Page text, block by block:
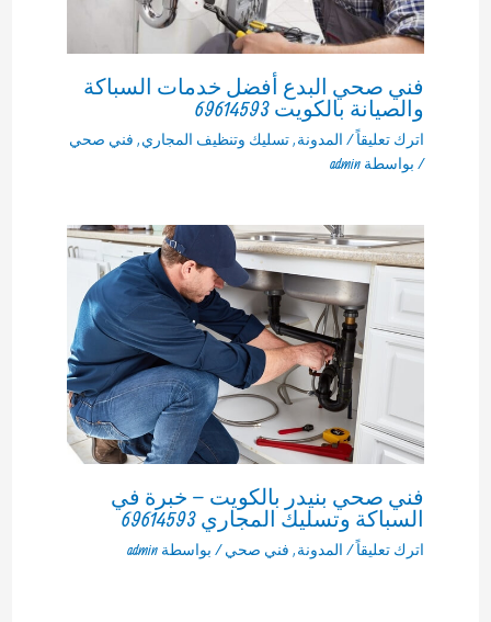
فني صحي البدع أفضل خدمات السباكة
والصيانة بالكويت 69614593
اترك تعليقاً / المدونة,تسليك وتنظيف المجاري, فني صحي
/ بواسطة admin
فني صحي بنيدر بالكويت – خبرة في
السباكة وتسليك المجاري 69614593
اترك تعليقاً/ المدونة, فني صحي/ بواسطة admin